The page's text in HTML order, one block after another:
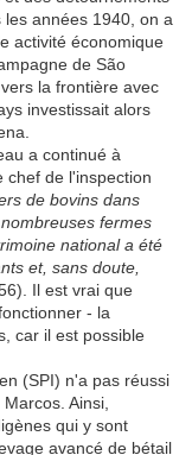
années 1940, on a
activité économique
de São
la frontière avec
investissait alors
a continué à
chef de l'inspection
de bovins dans
fermes
national a été
et, sans doute,
Il est vrai que
- la
car il est possible
(SPI) n'a pas réussi
Ainsi,
qui y sont
avancé de bétail